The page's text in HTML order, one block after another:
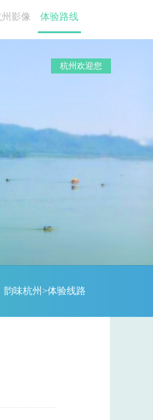
影像 体验路线
杭州欢迎您
韵味杭州>体验线路